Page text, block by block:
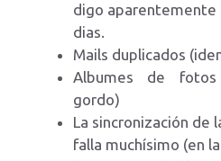
digo aparentemente
dias.
Mails duplicados
Albumes de fotos
gordo)
La sincronización de
falla muchísimo (en